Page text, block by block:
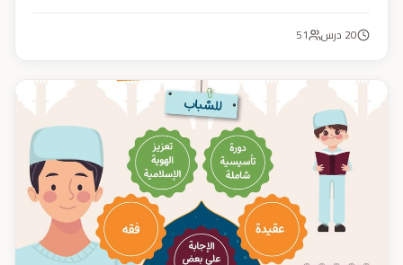
تدعم مهارات القراءة والفهم.
20 درس 51